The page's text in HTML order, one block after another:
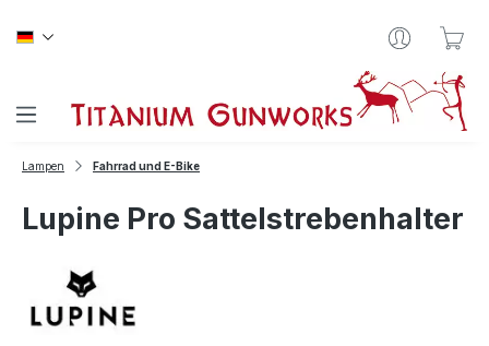
Lampen Fahrrad und E-Bike
Lupine Pro Sattelstrebenhalter